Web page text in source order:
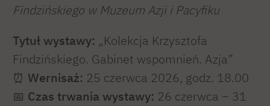
Findzińskiego w Muzeum Azji i Pacyfiku
Tytuł wystawy: „Kolekcja Krzysztofa
Findzińskiego. Gabinet wspomnień. Azja”
⏰ Wernisaż: 25 czerwca 2026, godz. 18.00
📅 Czas trwania wystawy: 26 czerwca – 31